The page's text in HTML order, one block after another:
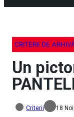
CRITERII DE
Un
Criterii 18